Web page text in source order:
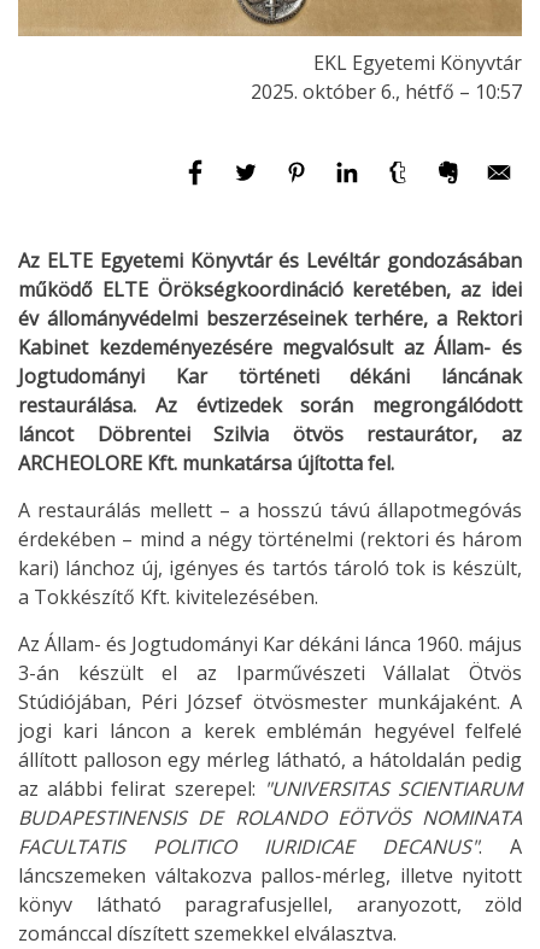
EKL Egyetemi Könyvtár
2025. október 6., hétfő – 10:57
Az ELTE Egyetemi Könyvtár és Levéltár gondozásában
működő ELTE Örökségkoordináció keretében, az idei
év állományvédelmi beszerzéseinek terhére, a Rektori
Kabinet kezdeményezésére megvalósult az Állam- és
Jogtudományi Kar történeti dékáni láncának
restaurálása. Az évtizedek során megrongálódott
láncot Döbrentei Szilvia ötvös restaurátor, az
ARCHEOLORE Kft. munkatársa újította fel.
A restaurálás mellett – a hosszú távú állapotmegóvás
érdekében – mind a négy történelmi (rektori és három
kari) lánchoz új, igényes és tartós tároló tok is készült,
a Tokkészítő Kft. kivitelezésében.
Az Állam- és Jogtudományi Kar dékáni lánca 1960. május
3-án készült el az Iparművészeti Vállalat Ötvös
Stúdiójában, Péri József ötvösmester munkájaként. A
jogi kari láncon a kerek emblémán hegyével felfelé
állított palloson egy mérleg látható, a hátoldalán pedig
az alábbi felirat szerepel: "UNIVERSITAS SCIENTIARUM
BUDAPESTINENSIS DE ROLANDO EÖTVÖS NOMINATA
FACULTATIS POLITICO IURIDICAE DECANUS". A
láncszemeken váltakozva pallos-mérleg, illetve nyitott
könyv látható paragrafusjellel, aranyozott, zöld
zománccal díszített szemekkel elválasztva.